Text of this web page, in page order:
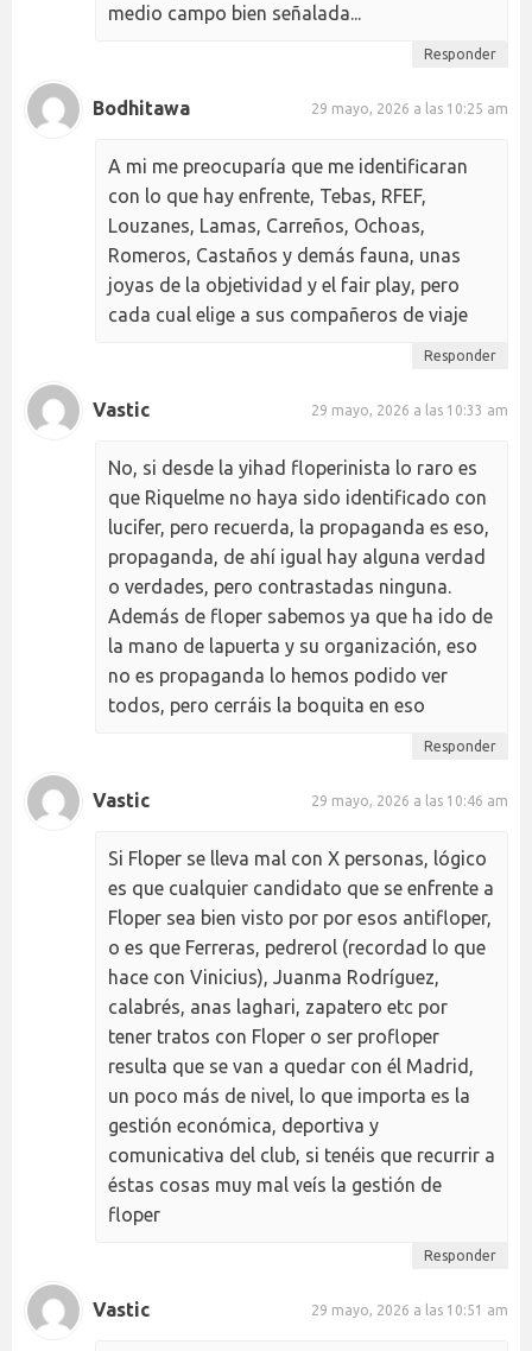
medio campo bien señalada...
Responder
Bodhitawa 29 mayo, 2026 a las 10:25 am
A mi me preocuparía que me identificaran
con lo que hay enfrente, Tebas, RFEF,
Louzanes, Lamas, Carreños, Ochoas,
Romeros, Castaños y demás fauna, unas
joyas de la objetividad y el fair play, pero
cada cual elige a sus compañeros de viaje
Responder
Vastic 29 mayo, 2026 a las 10:33 am
No, si desde la yihad floperinista lo raro es
que Riquelme no haya sido identificado con
lucifer, pero recuerda, la propaganda es eso,
propaganda, de ahí igual hay alguna verdad
o verdades, pero contrastadas ninguna.
Además de floper sabemos ya que ha ido de
la mano de lapuerta y su organización, eso
no es propaganda lo hemos podido ver
todos, pero cerráis la boquita en eso
Responder
Vastic 29 mayo, 2026 a las 10:46 am
Si Floper se lleva mal con X personas, lógico
es que cualquier candidato que se enfrente a
Floper sea bien visto por por esos antifloper,
o es que Ferreras, pedrerol (recordad lo que
hace con Vinicius), Juanma Rodríguez,
calabrés, anas laghari, zapatero etc por
tener tratos con Floper o ser profloper
resulta que se van a quedar con él Madrid,
un poco más de nivel, lo que importa es la
gestión económica, deportiva y
comunicativa del club, si tenéis que recurrir a
éstas cosas muy mal veís la gestión de
floper
Responder
Vastic 29 mayo, 2026 a las 10:51 am